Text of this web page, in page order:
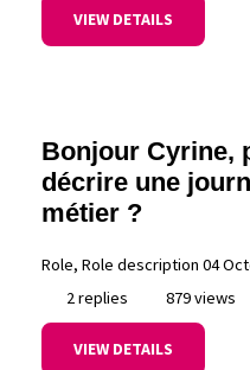
VIEW DETAILS
Bonjour Cyrine,
décrire une
métier ?
Role, Role description 04
2 replies
879 views
VIEW DETAILS